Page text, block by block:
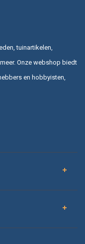
tuinartikelen,
Onze webshop biedt
en hobbyisten,